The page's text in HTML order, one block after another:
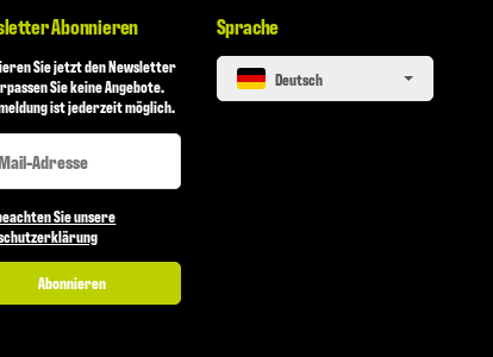
Abonnieren
Sie jetzt den Newsletter
Sie keine Angebote.
ist jederzeit möglich.
Abonnieren
Abonnieren
Sie unsere
Abonnieren
Sprache
Deutsch